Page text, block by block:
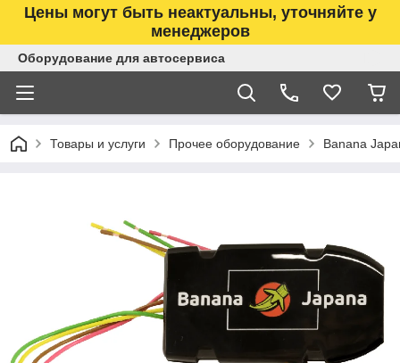
Цены могут быть неактуальны, уточняйте у
менеджеров
Оборудование для автосервиса
Товары и услуги Прочее оборудование Banana